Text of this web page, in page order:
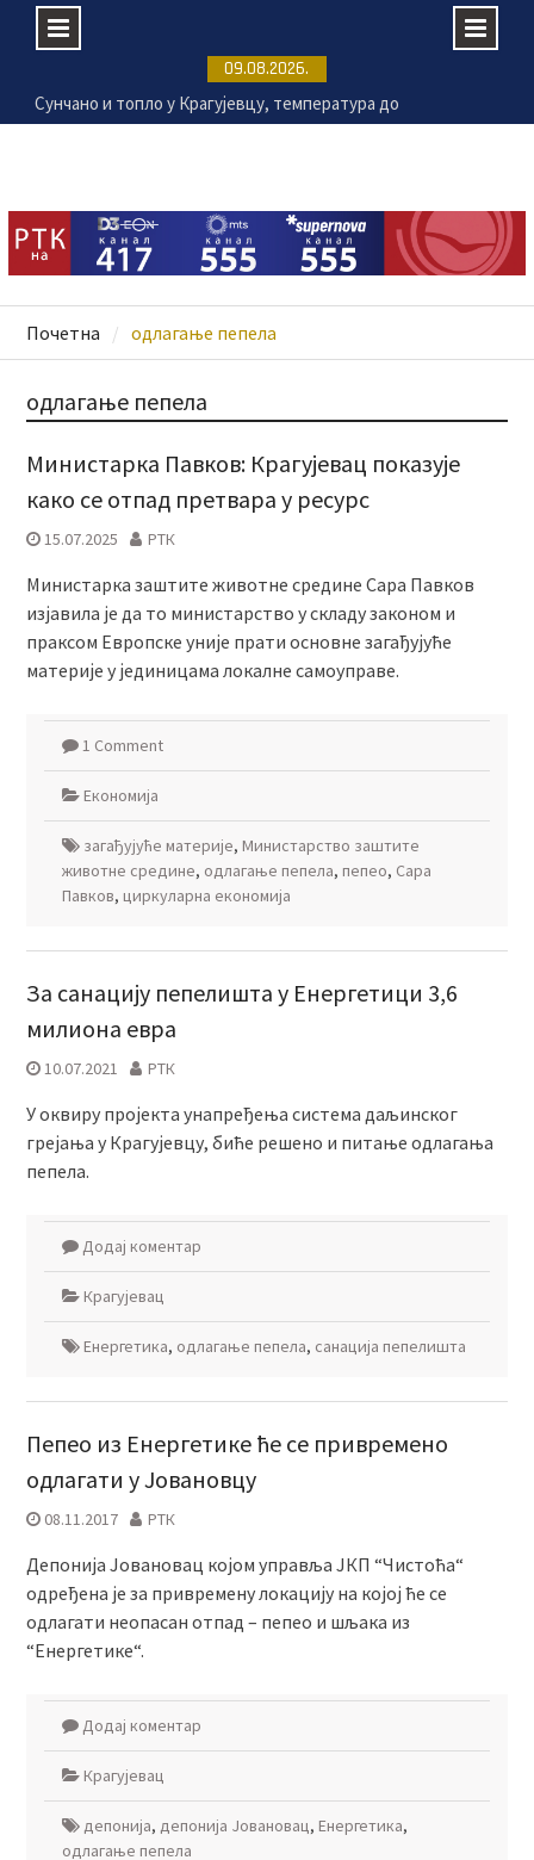
content
09.08.2026.
Сунчано и топло у Крагујевцу, температура до
33 степена
Раднички 1923 убедљив против Земуна
Почетна одлагање пепела
одлагање пепела
Министарка Павков: Крагујевац показује
како се отпад претвара у ресурс
15.07.2025 РТК
Министарка заштите животне средине Сара Павков
изјавила је да то министарство у складу законом и
праксом Европске уније прати основне загађујуће
материје у јединицама локалне самоуправе.
1 Comment
Економија
загађујуће материје, Министарство заштите
животне средине, одлагање пепела, пепео, Сара
Павков, циркуларна економија
За санацију пепелишта у Енергетици 3,6
милиона евра
10.07.2021 РТК
У оквиру пројекта унапређења система даљинског
грејања у Крагујевцу, биће решенo и питање одлагања
пепела.
Додај коментар
Крагујевац
Енергетика, одлагање пепела, санација пепелишта
Пепео из Енергетике ће се привремено
одлагати у Јовановцу
08.11.2017 РТК
Депонија Јовановац којом управља ЈКП “Чистоћа“
одређена је за привремену локацију на којој ће се
одлагати неопасан отпад – пепео и шљака из
“Енергетике“.
Додај коментар
Крагујевац
депонија, депонија Јовановац, Енергетика,
одлагање пепела